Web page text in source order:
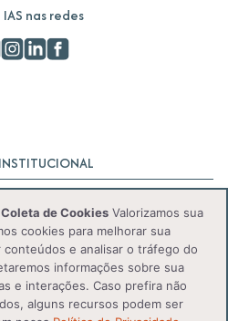
IAS nas redes
de Cookies Valorizamos sua
cookies para melhorar sua
e analisar o tráfego do
informações sobre sua
e interações. Caso prefira não
alguns recursos podem ser